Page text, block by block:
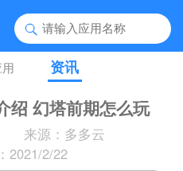
资讯
绍 幻塔前期怎么玩
来源：多多云
2021/2/22